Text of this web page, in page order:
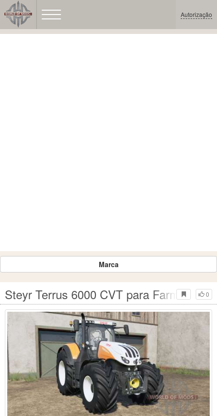
Autorização
Marca
0
Steyr Terrus 6000 CVT para Farming